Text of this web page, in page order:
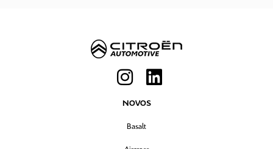
NOVOS
Basalt